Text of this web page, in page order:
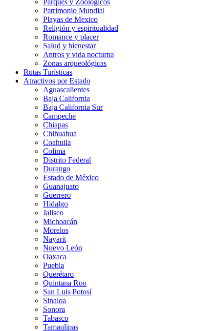
Parques y Zoológicos
Patrimonio Mundial
Playas de Mexico
Religión y espiritualidad
Romance y placer
Salud y bienestar
Antros y vida nocturna
Zonas arqueológicas
Rutas Turísticas
Atractivos por Estado
Aguascalientes
Baja California
Baja California Sur
Campeche
Chiapas
Chihuahua
Coahuila
Colima
Distrito Federal
Durango
Estado de México
Guanajuato
Guerrero
Hidalgo
Jalisco
Michoacán
Morelos
Nayarit
Nuevo León
Oaxaca
Puebla
Querétaro
Quintana Roo
San Luis Potosí
Sinaloa
Sonora
Tabasco
Tamaulipas